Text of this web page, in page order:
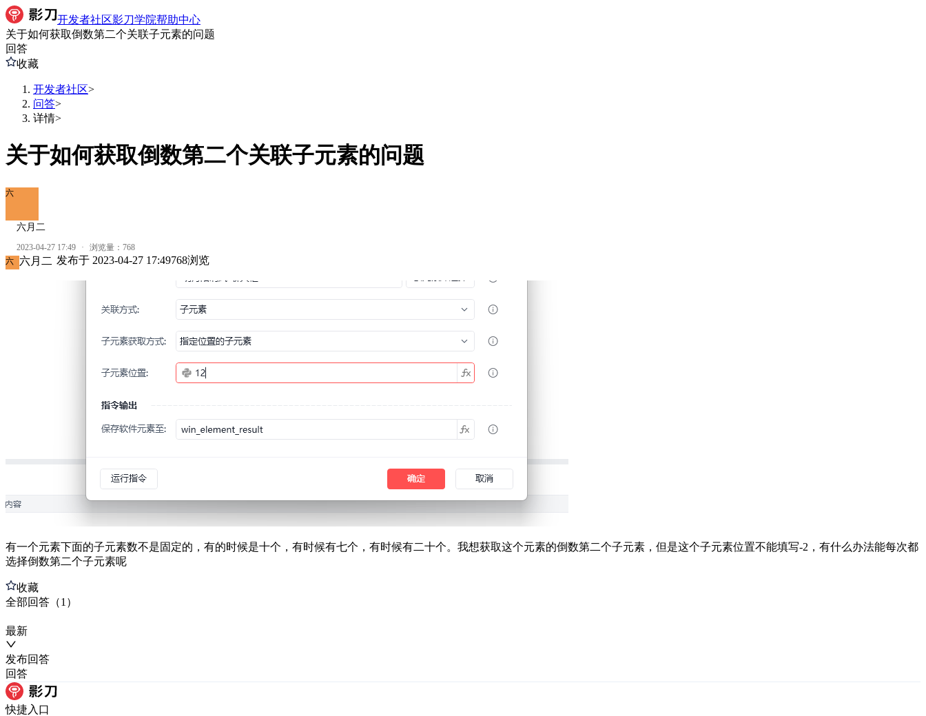
开发者社区影刀学院帮助中心
关于如何获取倒数第二个关联子元素的问题
回答
收藏
开发者社区>
问答>
详情>
关于如何获取倒数第二个关联子元素的问题
六
六月二
2023-04-27 17:49 · 浏览量： 768
六
六月二 发布于 2023-04-27 17:49768浏览
有一个元素下面的子元素数不是固定的，有的时候是十个，有时候有七个，有时候有二十个。我想获取这个元素的倒数第二个子元素，但是这个子元素位置不能填写-2，有什么办法能每次都
选择倒数第二个子元素呢
收藏
全部回答 （1 ）
最新
发布回答
回答
快捷入口